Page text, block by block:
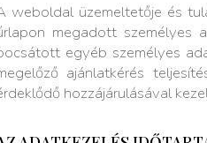
weboldal üzemeltetője és
megadott személyes
egyéb személyes
ajánlatkérés
hozzájárulásával